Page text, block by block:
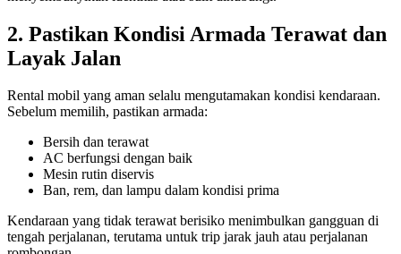
2. Pastikan Kondisi Armada Terawat dan
Layak Jalan
Rental mobil yang aman selalu mengutamakan kondisi kendaraan.
Sebelum memilih, pastikan armada:
Bersih dan terawat
AC berfungsi dengan baik
Mesin rutin diservis
Ban, rem, dan lampu dalam kondisi prima
Kendaraan yang tidak terawat berisiko menimbulkan gangguan di
tengah perjalanan, terutama untuk trip jarak jauh atau perjalanan